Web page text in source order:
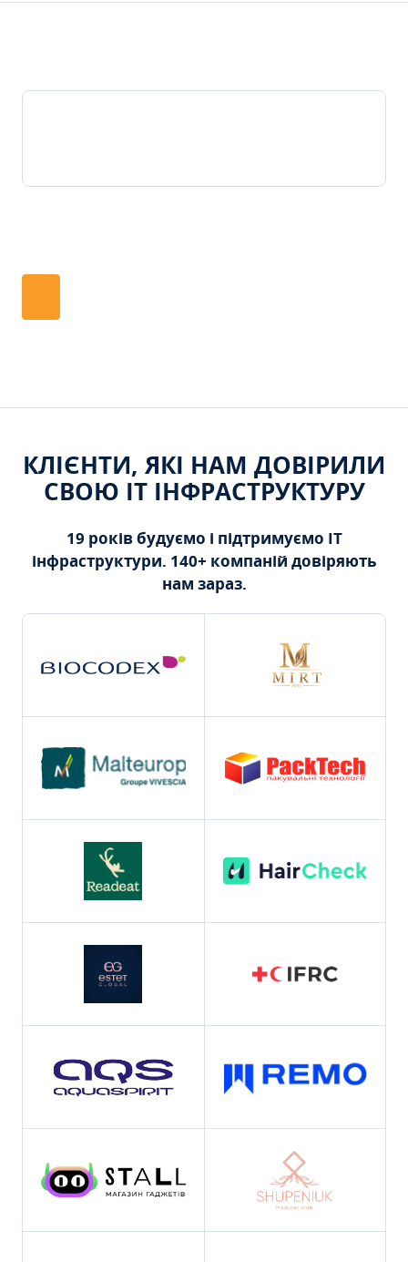
КЛІЄНТИ, ЯКІ НАМ ДОВІРИЛИ
СВОЮ ІТ ІНФРАСТРУКТУРУ
19 років будуємо і підтримуємо ІТ
інфраструктури. 140+ компаній довіряють
нам зараз.